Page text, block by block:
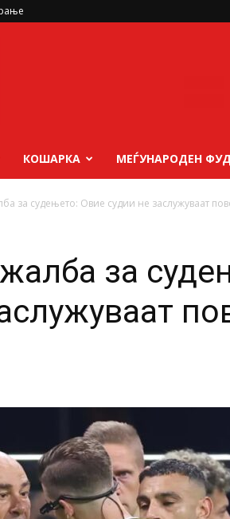
КОШАРКА МЕЃУНАРОДЕН
за судењето: Овие судии не заслужуваат
за